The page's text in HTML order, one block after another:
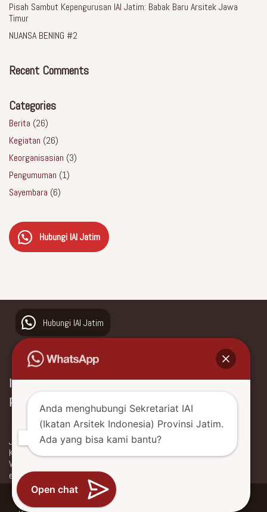
Pisah Sambut Kepengurusan IAI Jatim: Babak Baru Arsitek Jawa
Timur
NUANSA BENING #2
Recent Comments
Categories
Berita (26)
Kegiatan (26)
Keorganisasian (3)
Pengumuman (1)
Sayembara (6)
Hubungi IAI Jatim
Hubungi IAI Jatim
Ikatan Arsitek Indonesia
Provinsi Jawa Timur
Jl. Ngagel Jaya Utara No. 66
Kota Surabaya, Jawa Timur, Indonesia
WhatsApp +62 877 0477 3088
email: iaijatim.sekret@gmail.com
Neve| Powered by
Anda menghubungi Sekretariat IAI
(Ikatan Arsitek Indonesia) Provinsi Jatim.
Ada yang bisa kami bantu?
Open chat